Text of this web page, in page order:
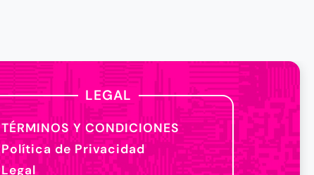
LEGAL
TÉRMINOS Y CONDICIONES
Política de Privacidad
Legal